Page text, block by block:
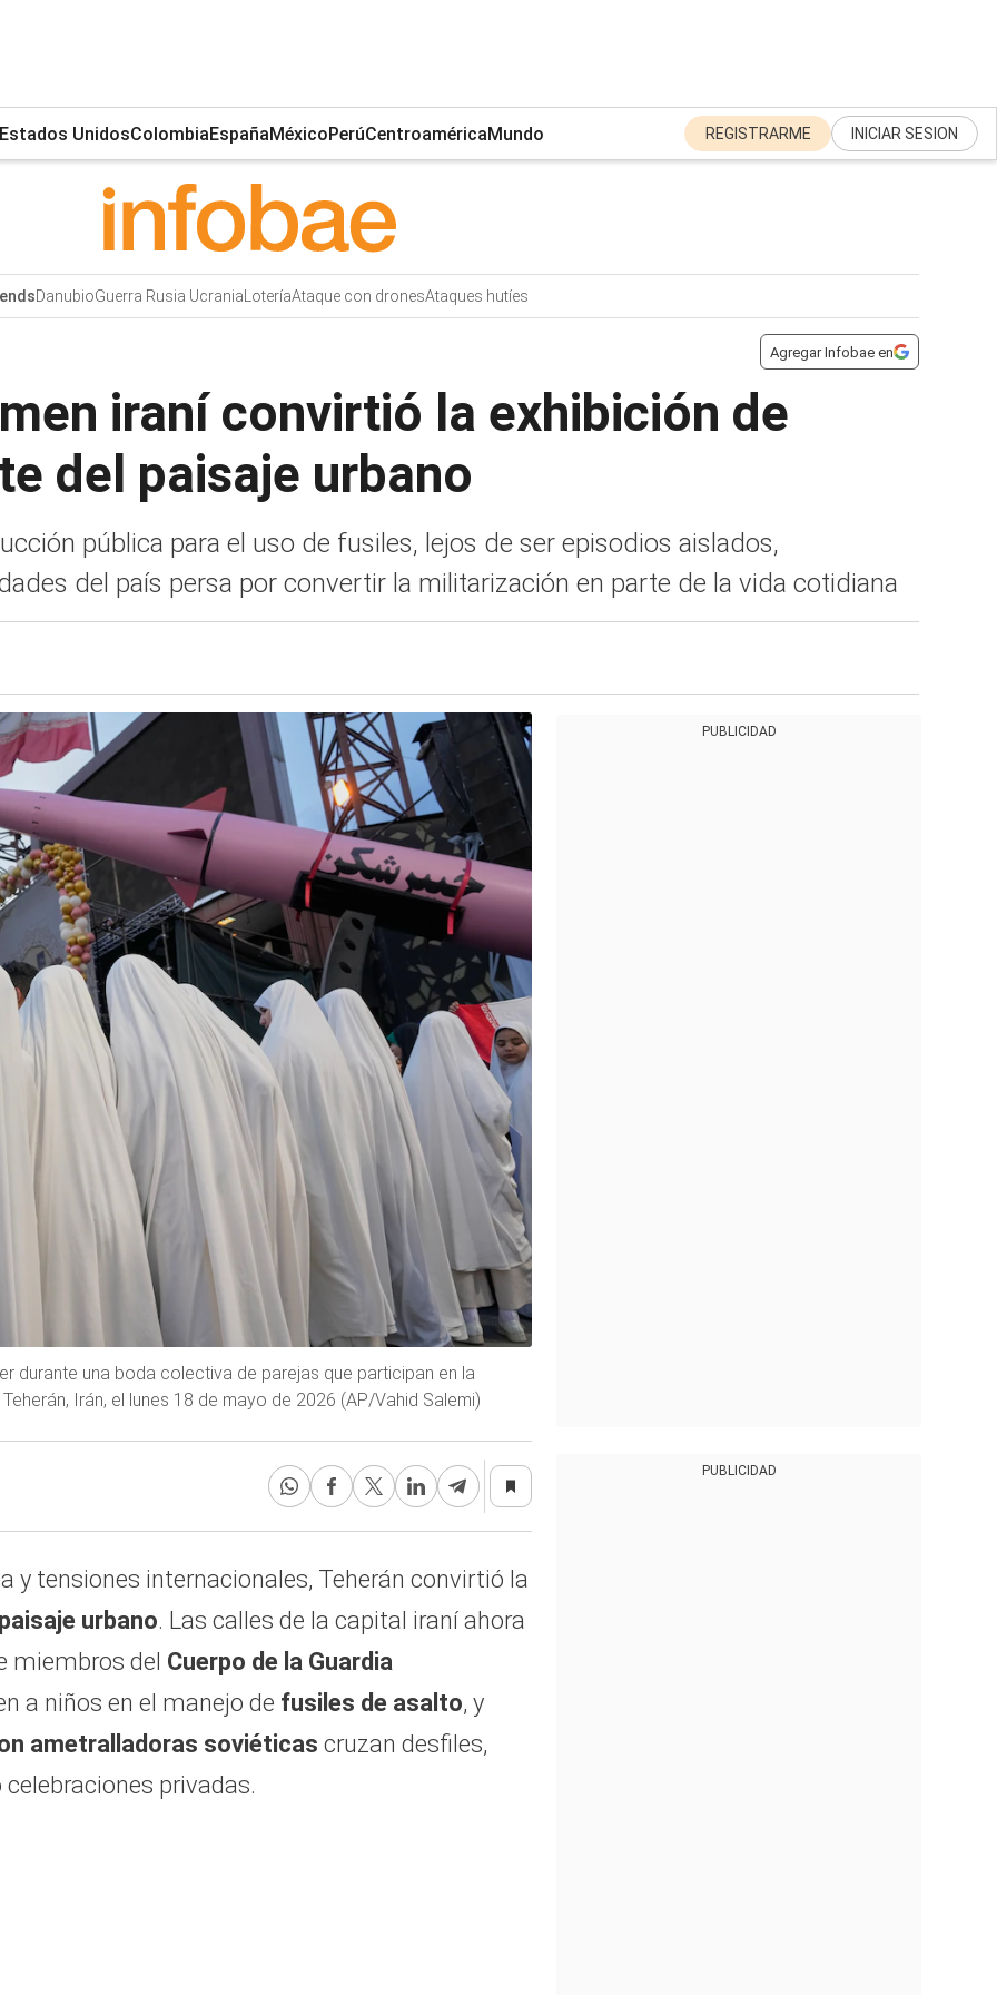
UnidosColombiaEspañaMéxicoPerúCentroaméricaMundo REGISTRARME INICIAR SESION
DanubioGuerra Rusia UcraniaLoteríaAtaque con dronesAtaques hutíes
Agregar Infobae en
iraní convirtió la exhibición de
del paisaje urbano
pública para el uso de fusiles, lejos de ser episodios aislados,
del país persa por convertir la militarización en parte de la vida cotidiana
durante una boda colectiva de parejas que participan en la
Irán, el lunes 18 de mayo de 2026 (AP/Vahid Salemi)
y tensiones internacionales, Teherán convirtió la
urbano. Las calles de la capital iraní ahora
miembros del Cuerpo de la Guardia
a niños en el manejo de fusiles de asalto, y
ametralladoras soviéticas cruzan desfiles,
privadas.
PUBLICIDAD
PUBLICIDAD